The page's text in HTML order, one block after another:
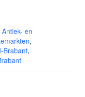
Antiek- en
,
Brabant,